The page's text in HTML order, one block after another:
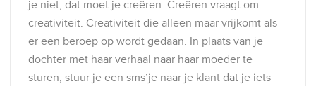
je niet, dat moet je creëren. Creëren vraagt om
creativiteit. Creativiteit die alleen maar vrijkomt als
er een beroep op wordt gedaan. In plaats van je
dochter met haar verhaal naar haar moeder te
sturen, stuur je een sms’je naar je klant dat je iets